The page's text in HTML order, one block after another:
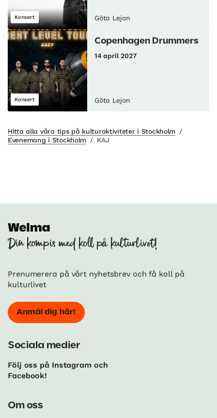
Konsert Göta Lejon
Konsert
Copenhagen Drummers
14 april 2027
Göta Lejon
Hitta alla våra tips på kulturaktiviteter i Stockholm /
Evenemang i Stockholm / KAJ
Din kompis med koll på kulturlivet!
Prenumerera på vårt nyhetsbrev och få koll på
kulturlivet
Anmäl dig här!
Sociala medier
Följ oss på Instagram och
Facebook!
Om oss